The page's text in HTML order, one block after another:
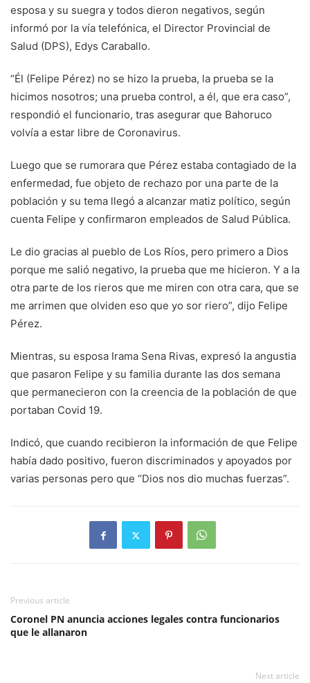
esposa y su suegra y todos dieron negativos, según
informó por la vía telefónica, el Director Provincial de
Salud (DPS), Edys Caraballo.
“Él (Felipe Pérez) no se hizo la prueba, la prueba se la
hicimos nosotros; una prueba control, a él, que era caso”,
respondió el funcionario, tras asegurar que Bahoruco
volvía a estar libre de Coronavirus.
Luego que se rumorara que Pérez estaba contagiado de la
enfermedad, fue objeto de rechazo por una parte de la
población y su tema llegó a alcanzar matiz político, según
cuenta Felipe y confirmaron empleados de Salud Pública.
Le dio gracias al pueblo de Los Ríos, pero primero a Dios
porque me salió negativo, la prueba que me hicieron. Y a la
otra parte de los rieros que me miren con otra cara, que se
me arrimen que olviden eso que yo sor riero”, dijo Felipe
Pérez.
Mientras, su esposa Irama Sena Rivas, expresó la angustia
que pasaron Felipe y su familia durante las dos semana
que permanecieron con la creencia de la población de que
portaban Covid 19.
Indicó, que cuando recibieron la información de que Felipe
había dado positivo, fueron discriminados y apoyados por
varias personas pero que “Dios nos dio muchas fuerzas”.
Previous article
Coronel PN anuncia acciones legales contra funcionarios
que le allanaron
Next article